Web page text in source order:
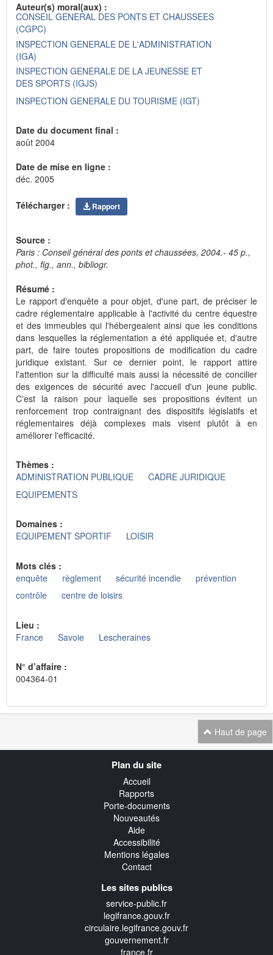
Auteur(s) moral(aux) :
CONSEIL GENERAL DES PONTS ET CHAUSSEES
(CGPC)
INSPECTION GENERALE DE L'ADMINISTRATION
(IGA)
INSPECTION GENERALE DE LA JEUNESSE ET
DES SPORTS (IGJS)
INSPECTION GENERALE DU TOURISME (IGT)
Date du document final :
août 2004
Date de mise en ligne :
déc. 2005
Télécharger : Rapport
Source :
Paris : Conseil général des ponts et chaussées, 2004.- 45 p.,
phot., fig., ann., bibliogr.
Résumé :
Le rapport d'enquête a pour objet, d'une part, de préciser le
cadre réglementaire applicable à l'activité du centre équestre
et des immeubles qui l'hébergeaient ainsi que les conditions
dans lesquelles la réglementation a été appliquée et, d'autre
part, de faire toutes propositions de modification du cadre
juridique existant. Sur ce dernier point, le rapport attire
l'attention sur la difficulté mais aussi la nécessité de concilier
des exigences de sécurité avec l'accueil d'un jeune public.
C'est la raison pour laquelle ses propositions évitent un
renforcement trop contraignant des dispositifs législatifs et
réglementaires déjà complexes mais visent plutôt à en
améliorer l'efficacité.
Thèmes :
ADMINISTRATION PUBLIQUE
CADRE JURIDIQUE
EQUIPEMENTS
Domaines :
EQUIPEMENT SPORTIF
LOISIR
Mots clés :
enquête
règlement sécurité incendie
prévention
contrôle
centre de loisirs
Lieu :
France
Savoie Lescheraines
N° d’affaire :
004364-01
Haut de page
Plan du site
Accueil
Rapports
Porte-documents
Nouveautés
Aide
Accessibilité
Mentions légales
Contact
Les sites publics
service-public.fr
legifrance.gouv.fr
circulaire.legifrance.gouv.fr
gouvernement.fr
france.fr